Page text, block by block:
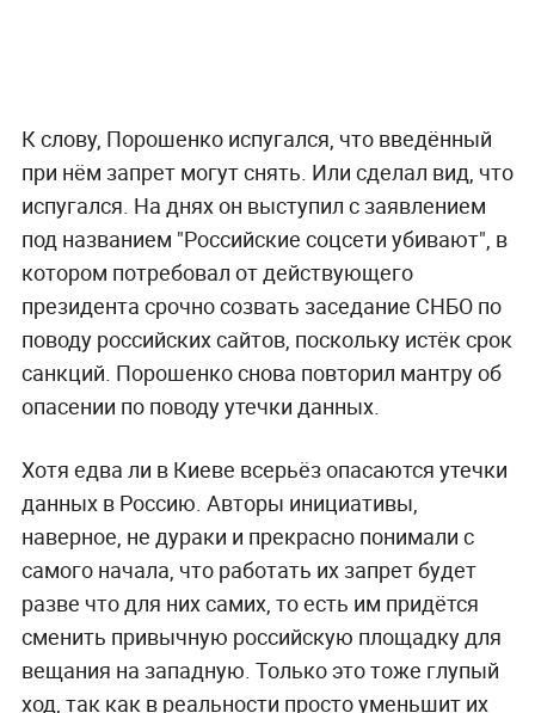
К слову, Порошенко испугался, что введённый
при нём запрет могут снять. Или сделал вид, что
испугался. На днях он выступил с заявлением
под названием "Российские соцсети убивают", в
котором потребовал от действующего
президента срочно созвать заседание СНБО по
поводу российских сайтов, поскольку истёк срок
санкций. Порошенко снова повторил мантру об
опасении по поводу утечки данных.
Хотя едва ли в Киеве всерьёз опасаются утечки
данных в Россию. Авторы инициативы,
наверное, не дураки и прекрасно понимали с
самого начала, что работать их запрет будет
разве что для них самих, то есть им придётся
сменить привычную российскую площадку для
вещания на западную. Только это тоже глупый
ход, так как в реальности просто уменьшит их